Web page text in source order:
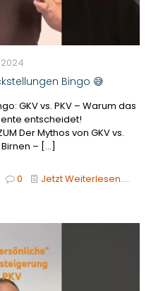
Bingo 😅
GKV vs. PKV – Warum das
entscheidet!
Der Mythos von GKV vs.
– […]
0 Jetzt Weiterlesen....